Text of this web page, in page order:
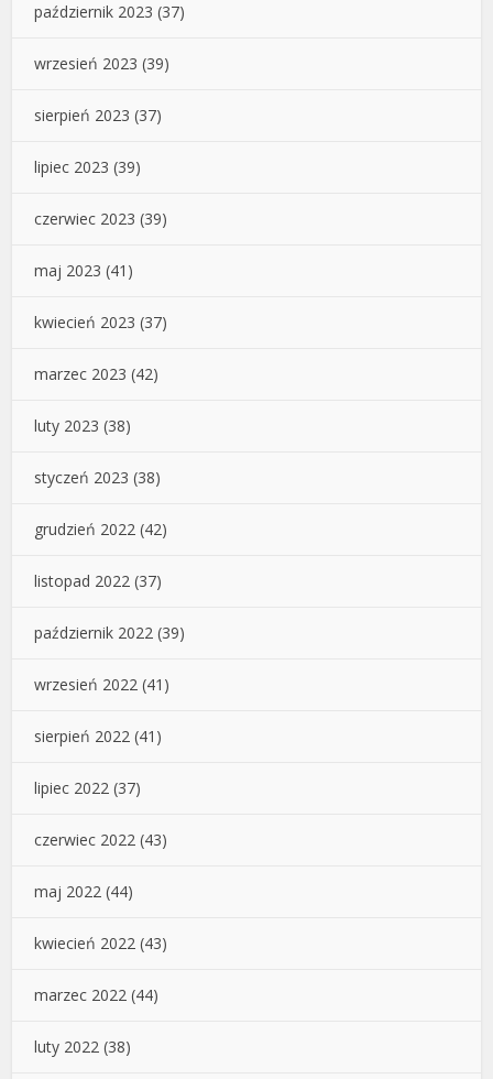
październik 2023 (37)
wrzesień 2023 (39)
sierpień 2023 (37)
lipiec 2023 (39)
czerwiec 2023 (39)
maj 2023 (41)
kwiecień 2023 (37)
marzec 2023 (42)
luty 2023 (38)
styczeń 2023 (38)
grudzień 2022 (42)
listopad 2022 (37)
październik 2022 (39)
wrzesień 2022 (41)
sierpień 2022 (41)
lipiec 2022 (37)
czerwiec 2022 (43)
maj 2022 (44)
kwiecień 2022 (43)
marzec 2022 (44)
luty 2022 (38)